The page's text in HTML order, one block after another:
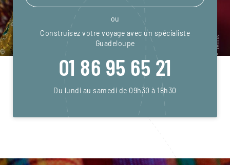
ou
Construisez votre voyage avec un spécialiste
Guadeloupe
01 86 95 65 21
Du lundi au samedi de 09h30 à 18h30